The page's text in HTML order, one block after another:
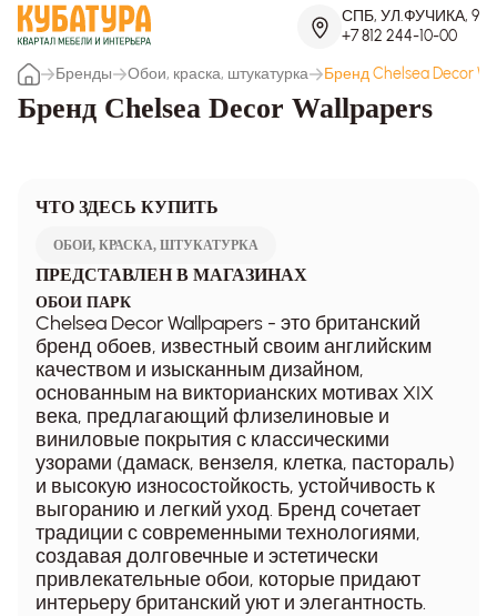
СПБ, УЛ.ФУЧИКА, 9
+7 812 244-10-00
Бренды
Обои, краска, штукатурка Бренд Chelsea Decor
Бренд Chelsea Decor Wallpapers
ЧТО ЗДЕСЬ КУПИТЬ
ОБОИ, КРАСКА, ШТУКАТУРКА
ПРЕДСТАВЛЕН В МАГАЗИНАХ
ОБОИ ПАРК
Chelsea Decor Wallpapers - это британский
бренд обоев, известный своим английским
качеством и изысканным дизайном,
основанным на викторианских мотивах XIX
века, предлагающий флизелиновые и
виниловые покрытия с классическими
узорами (дамаск, вензеля, клетка, пастораль)
и высокую износостойкость, устойчивость к
выгоранию и легкий уход. Бренд сочетает
традиции с современными технологиями,
создавая долговечные и эстетически
привлекательные обои, которые придают
интерьеру британский уют и элегантность.